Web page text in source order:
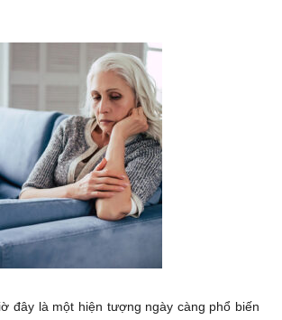
đây là một hiện tượng ngày càng phổ biến